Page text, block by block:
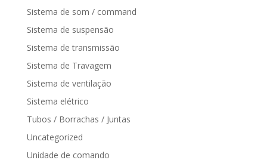
Sistema de som / command
Sistema de suspensão
Sistema de transmissão
Sistema de Travagem
Sistema de ventilação
Sistema elétrico
Tubos / Borrachas / Juntas
Uncategorized
Unidade de comando